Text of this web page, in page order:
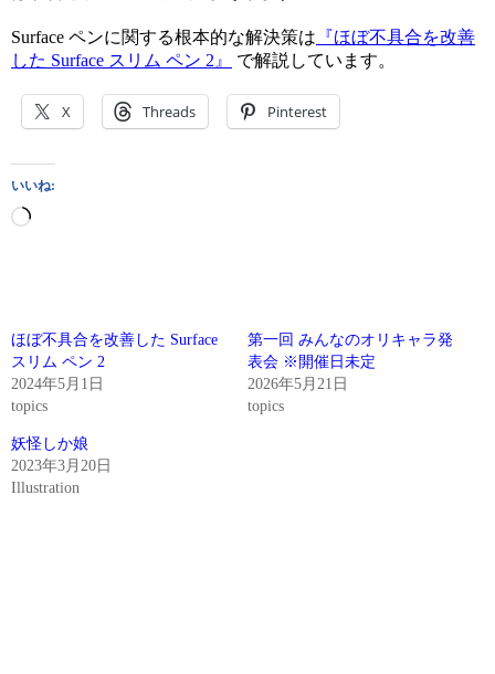
Surface ペンに関する根本的な解決策は 『ほぼ不具合を改善
した Surface スリム ペン 2』
で解説しています。
X Threads Pinterest
いいね:
読
ほぼ不具合を改善した Surface
スリム ペン 2
2024年5月1日
topics
第一回 みんなのオリキャラ発
表会 ※開催日未定
2026年5月21日
topics
妖怪しか娘
2023年3月20日
Illustration